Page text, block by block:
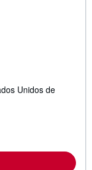
Unidos de